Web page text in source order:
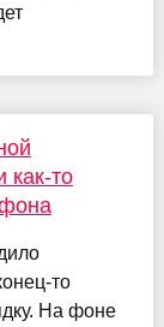
как-то
то
На фоне